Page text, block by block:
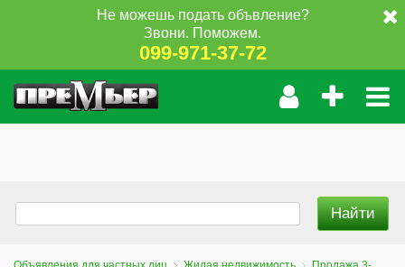
Не можешь подать объвление?
Звони. Поможем.
099-971-37-72